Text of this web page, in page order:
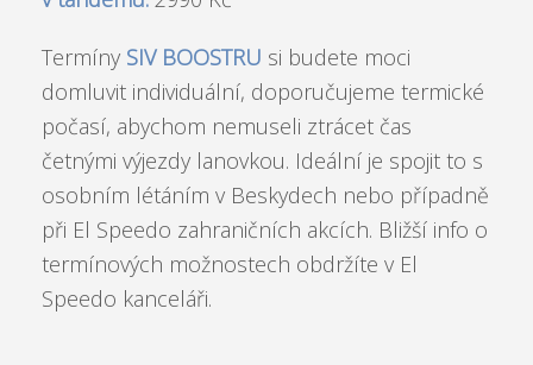
Termíny SIV BOOSTRU si budete moci
domluvit individuální, doporučujeme termické
počasí, abychom nemuseli ztrácet čas
četnými výjezdy lanovkou. Ideální je spojit to s
osobním létáním v Beskydech nebo případně
při El Speedo zahraničních akcích. Bližší info o
termínových možnostech obdržíte v El
Speedo kanceláři.